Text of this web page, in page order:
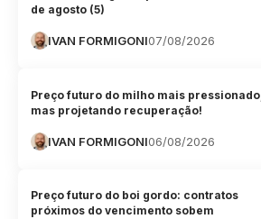
de agosto (5)
IVAN FORMIGONI07/08/2026
Preço futuro do milho mais pressionado,
mas projetando recuperação!
IVAN FORMIGONI06/08/2026
Preço futuro do boi gordo: contratos
próximos do vencimento sobem